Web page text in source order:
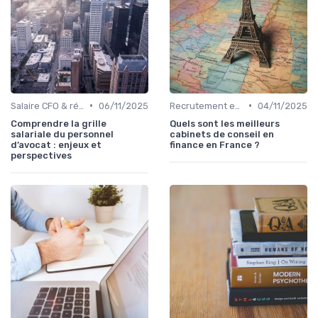
• 06/11/2025
Comprendre la grille
salariale du personnel
d’avocat : enjeux et
perspectives
• 04/11/2025
Quels sont les meilleurs
cabinets de conseil en
finance en France ?